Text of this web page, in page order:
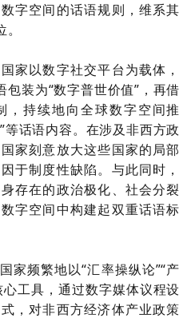
字空间的话语规则，维系其
家以数字社交平台为载体，
包装为“数字普世价值”，再借
，持续地向全球数字空间推
等话语内容。在涉及非西方政
家刻意放大这些国家的局部
于制度性缺陷。与此同时，
存在的政治极化、社会分裂
字空间中构建起双重话语标
家频繁地以“汇率操纵论”“产
工具，通过数字媒体议程设
，对非西方经济体产业政策